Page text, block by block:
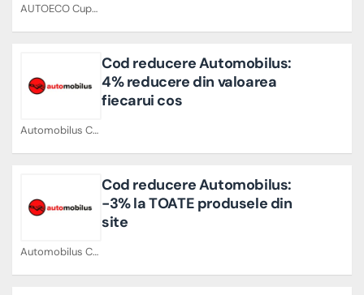
AUTOECO Cupoane
Automobilus Cupoane
Cod reducere Automobilus:
4% reducere din valoarea
fiecarui cos
Automobilus Cupoane
Cod reducere Automobilus:
-3% la TOATE produsele din
site